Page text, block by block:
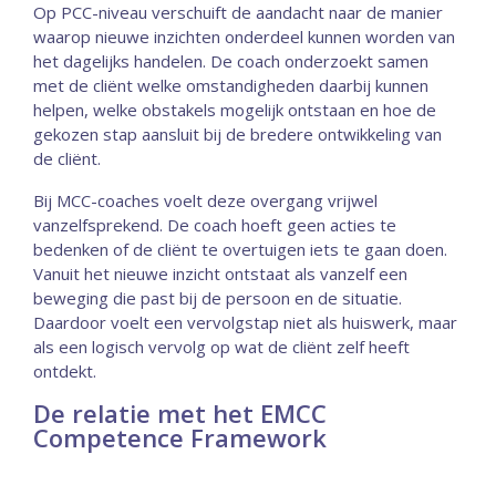
Op PCC-niveau verschuift de aandacht naar de manier
waarop nieuwe inzichten onderdeel kunnen worden van
het dagelijks handelen. De coach onderzoekt samen
met de cliënt welke omstandigheden daarbij kunnen
helpen, welke obstakels mogelijk ontstaan en hoe de
gekozen stap aansluit bij de bredere ontwikkeling van
de cliënt.
Bij MCC-coaches voelt deze overgang vrijwel
vanzelfsprekend. De coach hoeft geen acties te
bedenken of de cliënt te overtuigen iets te gaan doen.
Vanuit het nieuwe inzicht ontstaat als vanzelf een
beweging die past bij de persoon en de situatie.
Daardoor voelt een vervolgstap niet als huiswerk, maar
als een logisch vervolg op wat de cliënt zelf heeft
ontdekt.
De relatie met het EMCC
Competence Framework